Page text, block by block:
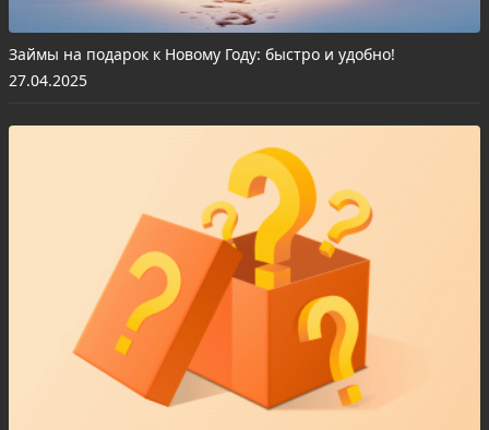
Займы на подарок к Новому Году: быстро и удобно!
27.04.2025